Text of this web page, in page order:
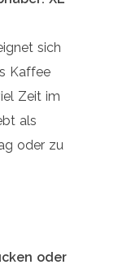
sich
Kaffee
Zeit im
als
oder zu
oder